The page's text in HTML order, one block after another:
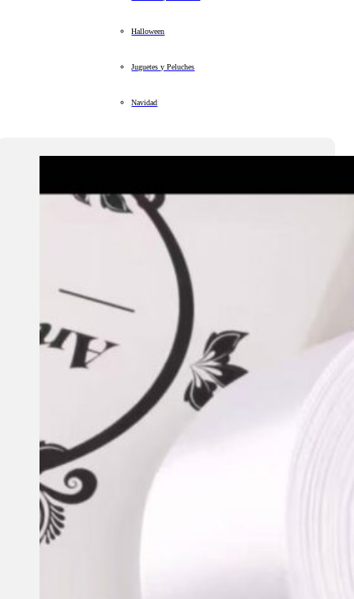
Halloween
Juguetes y Peluches
Navidad